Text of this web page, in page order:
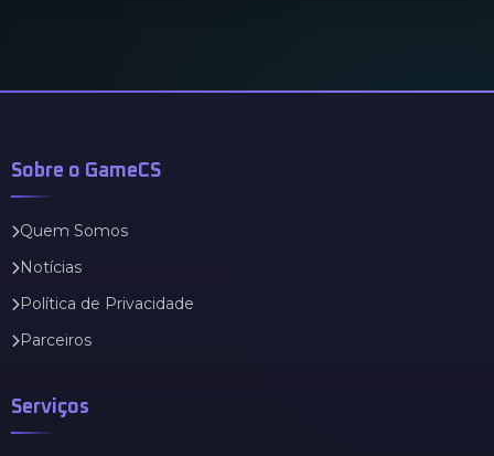
Sobre o GameCS
Quem Somos
Notícias
Política de Privacidade
Parceiros
Serviços